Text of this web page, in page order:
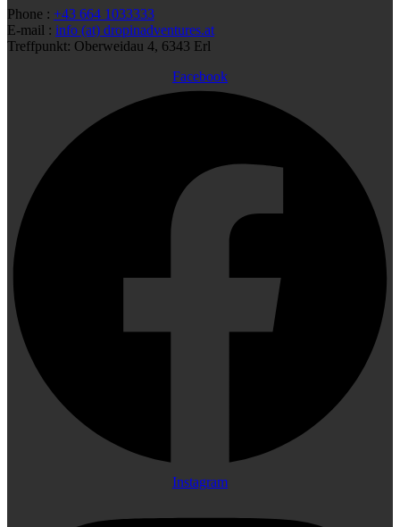
Phone : +43 664 1033333
E-mail : info (at) dropinadventures.at
Treffpunkt: Oberweidau 4, 6343 Erl
Facebook
Instagram